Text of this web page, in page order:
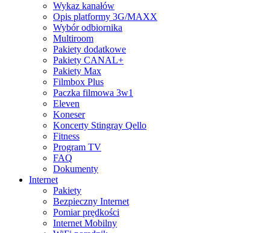
Wykaz kanałów
Opis platformy 3G/MAXX
Wybór odbiornika
Multiroom
Pakiety dodatkowe
Pakiety CANAL+
Pakiety Max
Filmbox Plus
Paczka filmowa 3w1
Eleven
Koneser
Koncerty Stingray Qello
Fitness
Program TV
FAQ
Dokumenty
Internet
Pakiety
Bezpieczny Internet
Pomiar prędkości
Internet Mobilny